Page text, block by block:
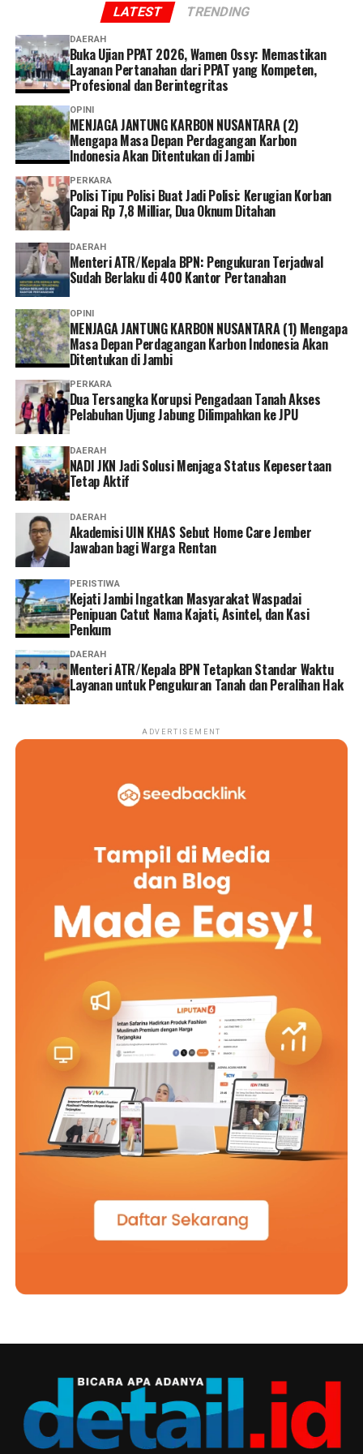
keterangan saksi untuk mengungkap secara terang
peristiwa tersebut.
‎”Kami mengajak seluruh masyarakat agar tidak
berspekulasi terhadap perkara yang sedang ditangani.
Berikan kepercayaan kepada penyidik untuk bekerja
secara profesional. Siapa pun yang terbukti melakukan
tindak pidana akan diproses sesuai ketentuan hukum
korban tetap menjadi perhatian utama kami,” ujarnya.
Reporter:
LATEST TRENDING
DAERAH
Buka Ujian PPAT 2026, Wamen Ossy: Memastikan
Layanan Pertanahan dari PPAT yang Kompeten,
Profesional dan Berintegritas
OPINI
MENJAGA JANTUNG KARBON NUSANTARA (2)
Mengapa Masa Depan Perdagangan Karbon
Indonesia Akan Ditentukan di Jambi
PERKARA
Polisi Tipu Polisi Buat Jadi Polisi: Kerugian Korban
Capai Rp 7,8 Milliar, Dua Oknum Ditahan
DAERAH
Menteri ATR/Kepala BPN: Pengukuran Terjadwal
Sudah Berlaku di 400 Kantor Pertanahan
OPINI
MENJAGA JANTUNG KARBON NUSANTARA (1) Mengapa
Masa Depan Perdagangan Karbon Indonesia Akan
Ditentukan di Jambi
PERKARA
Dua Tersangka Korupsi Pengadaan Tanah Akses
Pelabuhan Ujung Jabung Dilimpahkan ke JPU
DAERAH
NADI JKN Jadi Solusi Menjaga Status Kepesertaan
Tetap Aktif
DAERAH
Akademisi UIN KHAS Sebut Home Care Jember
Jawaban bagi Warga Rentan
PERISTIWA
‎Kejati Jambi Ingatkan Masyarakat Waspadai
Penipuan Catut Nama Kajati, Asintel, dan Kasi
Penkum
DAERAH
Menteri ATR/Kepala BPN Tetapkan Standar Waktu
Layanan untuk Pengukuran Tanah dan Peralihan Hak
ADVERTISEMENT